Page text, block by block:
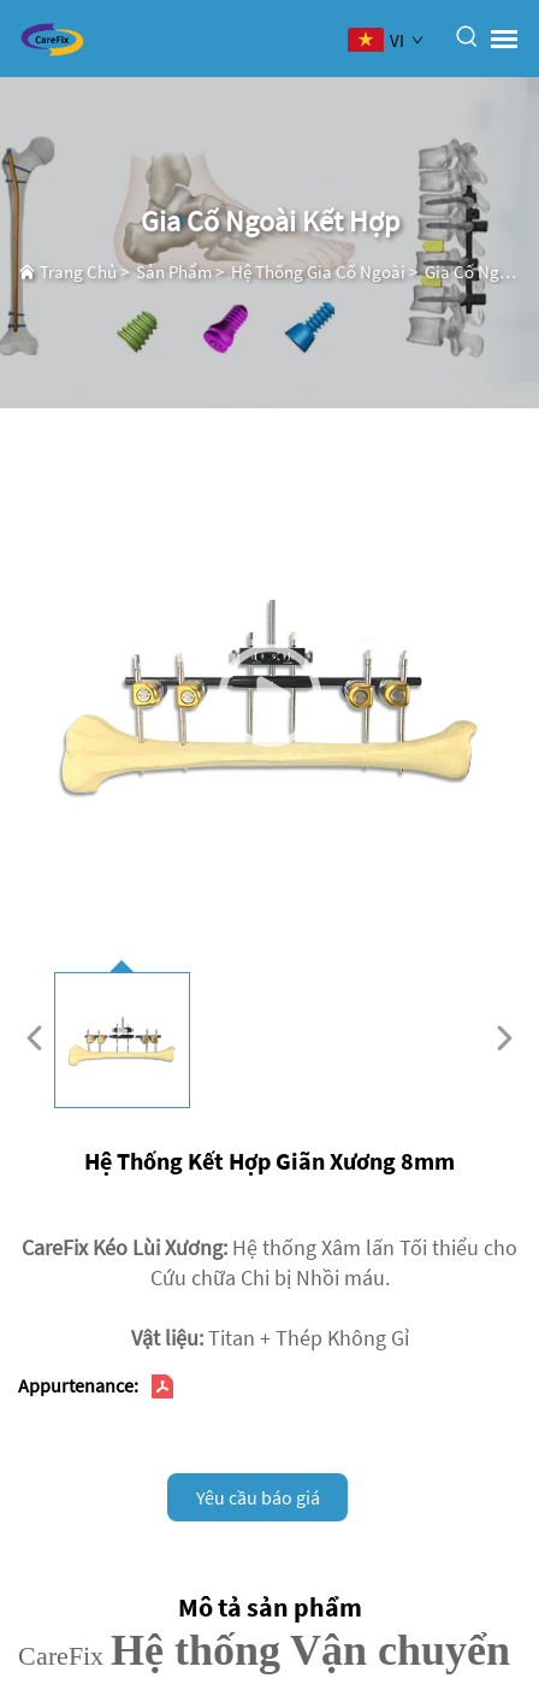
VI
Gia Cố Ngoài Kết Hợp
Trang Chủ>Sản Phẩm>Hệ Thống Gia Cố Ngoài>Gia Cố Ngoài Kết Hợp
Hệ Thống Kết Hợp Giãn Xương 8mm
CareFix Kéo Lùi Xương: Hệ thống Xâm lấn Tối thiểu cho
Cứu chữa Chi bị Nhồi máu.
Vật liệu:Titan + Thép Không Gỉ
Appurtenance:
Yêu cầu báo giá
Mô tả sản phẩm
CareFix Hệ thống Vận chuyển